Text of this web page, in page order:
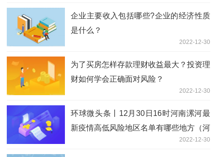
企业主要收入包括哪些?企业的经济性质
是什么？
2022-12-30
为了买房怎样存款理财收益最大？投资理
财如何学会正确面对风险？
2022-12-30
环球微头条丨12月30日16时河南漯河最
新疫情高低风险地区名单有哪些地方（河
2022-12-30